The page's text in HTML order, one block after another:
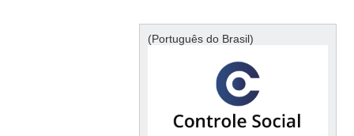
(Português do Brasil)